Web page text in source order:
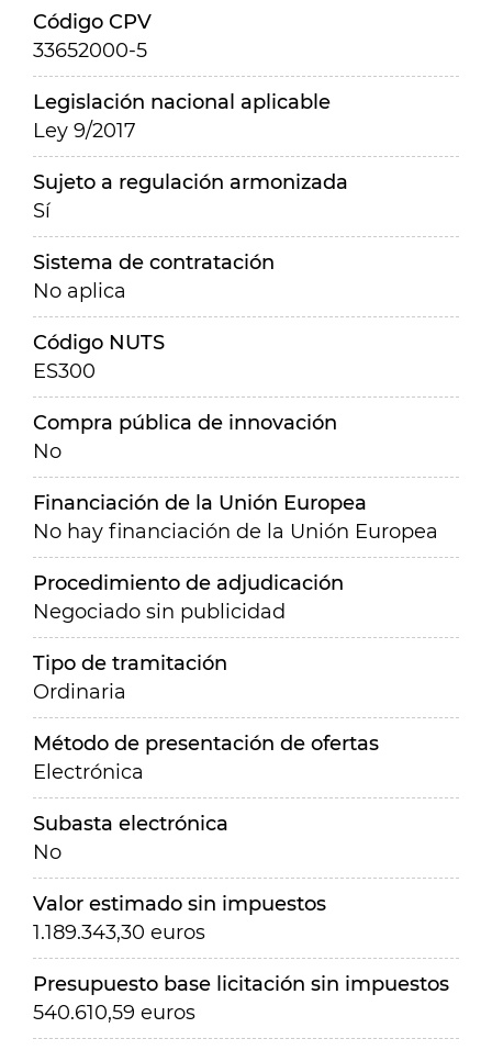
Código CPV
33652000-5
Legislación nacional aplicable
Ley 9/2017
Sujeto a regulación armonizada
Sí
Sistema de contratación
No aplica
Código NUTS
ES300
Compra pública de innovación
No
Financiación de la Unión Europea
No hay financiación de la Unión Europea
Procedimiento de adjudicación
Negociado sin publicidad
Tipo de tramitación
Ordinaria
Método de presentación de ofertas
Electrónica
Subasta electrónica
No
Valor estimado sin impuestos
1.189.343,30 euros
Presupuesto base licitación sin impuestos
540.610,59 euros